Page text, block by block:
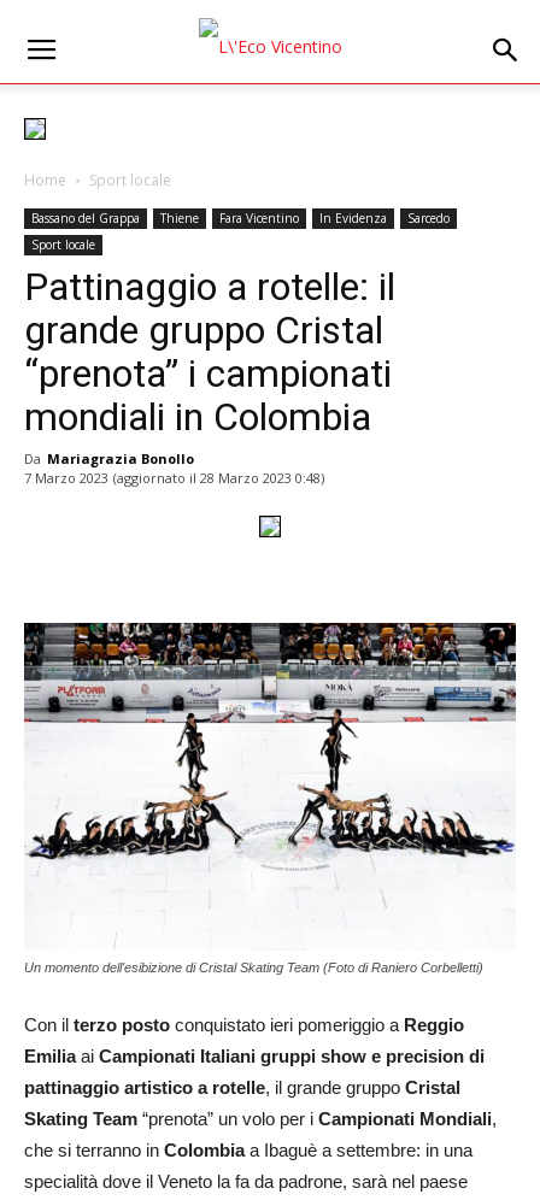
Home Sport locale
Bassano del Grappa Thiene Fara Vicentino In Evidenza
Sarcedo
Sport locale
Pattinaggio a rotelle: il
grande gruppo Cristal
“prenota” i campionati
mondiali in Colombia
Da Mariagrazia Bonollo
7 Marzo 2023 (aggiornato il 28 Marzo 2023 0:48)
Un momento dell'esibizione di Cristal Skating Team (Foto di Raniero Corbelletti)
Con il terzo posto conquistato ieri pomeriggio a Reggio
Emiliaai Campionati Italiani gruppi show e precision di
pattinaggio artistico a rotelle, il grande gruppo Cristal
Skating Team “prenota” un volo per i Campionati Mondiali,
che si terranno in Colombiaa Ibaguè a settembre: in una
specialità dove il Veneto la fa da padrone, sarà nel paese